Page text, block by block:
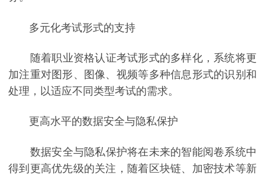
多元化考试形式的支持
随着职业资格认证考试形式的多样化，系统将更
加注重对图形、图像、视频等多种信息形式的识别和
处理，以适应不同类型考试的需求。
更高水平的数据安全与隐私保护
数据安全与隐私保护将在未来的智能阅卷系统中
得到更高优先级的关注，随着区块链、加密技术等新